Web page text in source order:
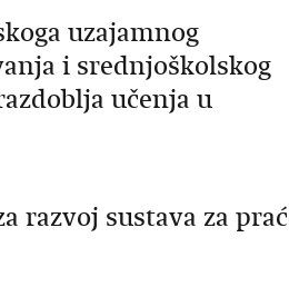
uzajamnog
i srednjoškolskog
učenja u
razvoj sustava za